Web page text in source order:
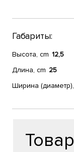
Габариты:
Высота, cm 12,5
Длина, cm 25
Ширина